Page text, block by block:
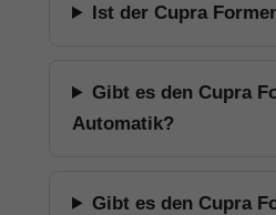
Ist der Cupra
Gibt es den Cupra
Automatik?
Gibt es den Cupra